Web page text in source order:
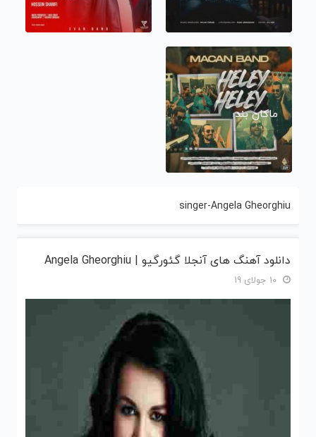
ماکان بند
singer-Angela Gheorghiu
دانلود آهنگ های آنجلا گئورگیو | Angela Gheorghiu